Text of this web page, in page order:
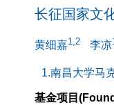
长征国家文
黄细嘉1,2 李凉
1.南昌大学马
基金项目